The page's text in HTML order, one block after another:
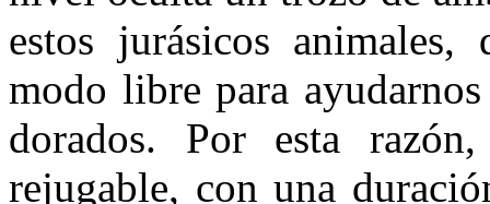
estos jurásicos
modo libre para
dorados. Por esta
rejugable, con una